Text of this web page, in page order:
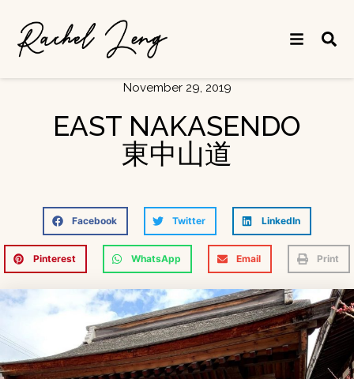
November 29, 2019
EAST NAKASENDO
東中山道
Facebook Twitter LinkedIn
Pinterest WhatsApp Email Print